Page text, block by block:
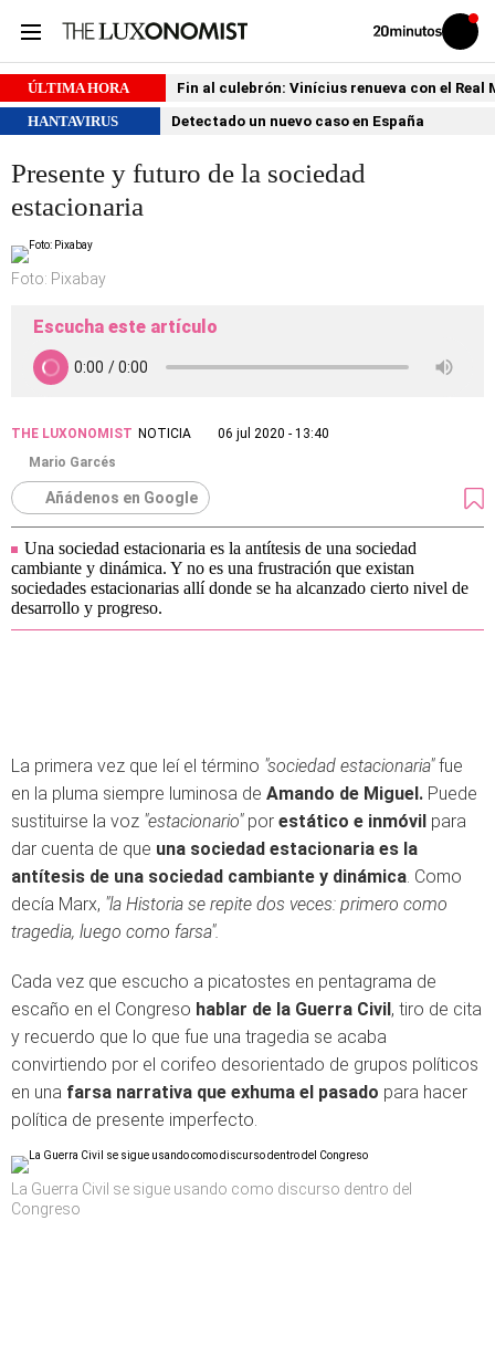
Volver
Iniciar
sesión
ÚLTIMA HORA
Fin al culebrón: Vinícius renueva con el Real
HANTAVIRUS
Detectado un nuevo caso en España
Presente y futuro de la sociedad
estacionaria
Foto: Pixabay
Escucha este artículo
THE LUXONOMIST NOTICIA
06 jul 2020 - 13:40
Mario Garcés
Añádenos en Google
Una sociedad estacionaria es la antítesis de una sociedad
cambiante y dinámica. Y no es una frustración que existan
sociedades estacionarias allí donde se ha alcanzado cierto nivel de
desarrollo y progreso.
La primera vez que leí el término "sociedad estacionaria"fue
en la pluma siempre luminosa de Amando de Miguel. Puede
sustituirse la voz "estacionario"por estático e inmóvil para
dar cuenta de que una sociedad estacionaria es la
antítesis de una sociedad cambiante y dinámica. Como
decía Marx, "la Historia se repite dos veces: primero como
tragedia, luego como farsa".
Cada vez que escucho a picatostes en pentagrama de
escaño en el Congreso hablar de la Guerra Civil, tiro de cita
y recuerdo que lo que fue una tragedia se acaba
convirtiendo por el corifeo desorientado de grupos políticos
en una farsa narrativa que exhuma el pasado para hacer
política de presente imperfecto.
La Guerra Civil se sigue usando como discurso dentro del
Congreso